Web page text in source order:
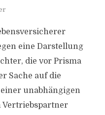
eine Darstellung
die vor Prisma
Sache auf die
unabhängigen